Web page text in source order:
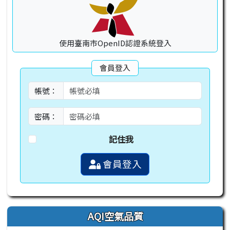
使用臺南市OpenID認證系統登入
會員登入
帳號：
密碼：
記住我
會員登入
AQI空氣品質